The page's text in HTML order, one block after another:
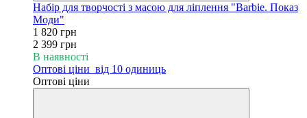
Набір для творчості з масою для ліплення "Barbie. Показ
Моди"
1 820 грн
2 399 грн
В наявності
Оптові ціни від 10 одиниць
Оптові ціни